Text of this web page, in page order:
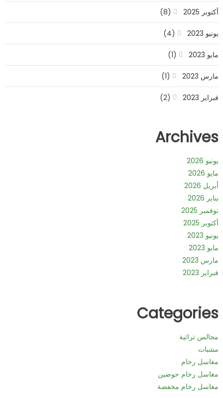
أكتوبر 2025 (8)
يونيو 2023 (4)
مايو 2023 (1)
مارس 2023 (1)
فبراير 2023 (2)
Archives
يونيو 2026
مايو 2026
أبريل 2026
يناير 2026
نوفمبر 2025
أكتوبر 2025
يونيو 2023
مايو 2023
مارس 2023
فبراير 2023
Categories
مجالس تراثية
مشبات
مغاسل رخام
مغاسل رخام حوضين
مغاسل رخام مخفضة